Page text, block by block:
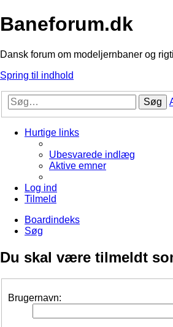
Baneforum.dk
Dansk forum om modeljernbaner og
Spring til indhold
Søg
Hurtige links
Ubesvarede indlæg
Aktive emner
Log ind
Tilmeld
Boardindeks
Søg
Du skal være tilmeldt
Brugernavn: